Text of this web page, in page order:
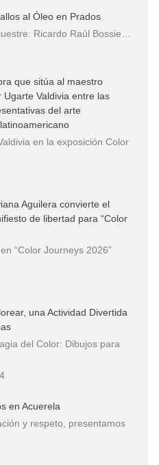
al Óleo en Prados
Ricardo Raúl Bossie…
que sitúa al maestro
Ugarte Valdivia entre las
del arte
en la exposición Color
Aguilera convierte el
de libertad para “Color
“Color Journeys 2026”
una Actividad Divertida
del Color: Dibujos para
en Acuerela
y respeto, presentamos